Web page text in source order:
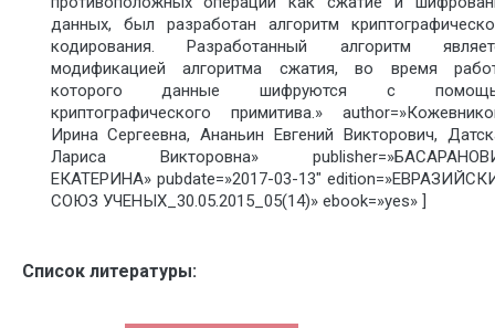
данных, был разработан алгоритм
кодирования. Разработанный алгоритм
модификацией алгоритма сжатия, во время
которого данные шифруются с
криптографического примитива.»
Ирина Сергеевна, Ананьин Евгений Викторович,
Лариса Викторовна»
ЕКАТЕРИНА» pubdate=»2017-03-13″
СОЮЗ УЧЕНЫХ_30.05.2015_05(14)» ebook=»yes» ]
Список литературы: